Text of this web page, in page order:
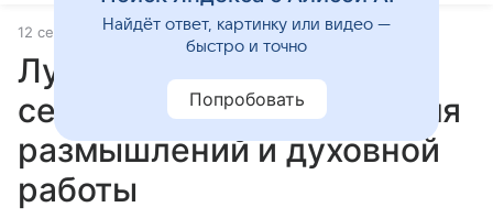
12 сентября 2024 Статьи
Лунный гороскоп на 13
сентября 2024 года: время
размышлений и духовной
работы
Найдёт ответ, картинку или видео —
быстро и точно
Попробовать